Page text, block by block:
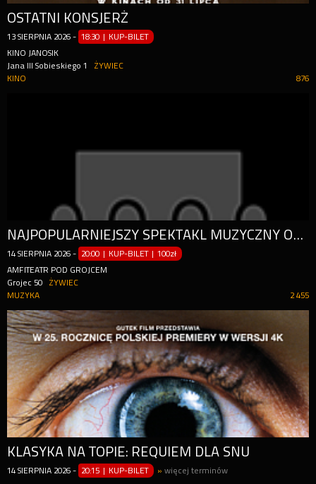
OSTATNI KONSJERŻ
13 SIERPNIA 2026 - 18:30 | KUP-BILET
KINO JANOSIK
Jana III Sobieskiego 1
ŻYWIEC
876
KINO
NAJPOPULARNIEJSZY SPEKTAKL MUZYCZNY OSTATNIEJ DEKADY!
14 SIERPNIA 2026 - 20:00 | KUP-BILET |100zł
AMFITEATR POD GROJCEM
Grojec 50
ŻYWIEC
2 455
MUZYKA
KLASYKA NA TOPIE: REQUIEM DLA SNU
14 SIERPNIA 2026 - 20:15 | KUP-BILET »więcej terminów